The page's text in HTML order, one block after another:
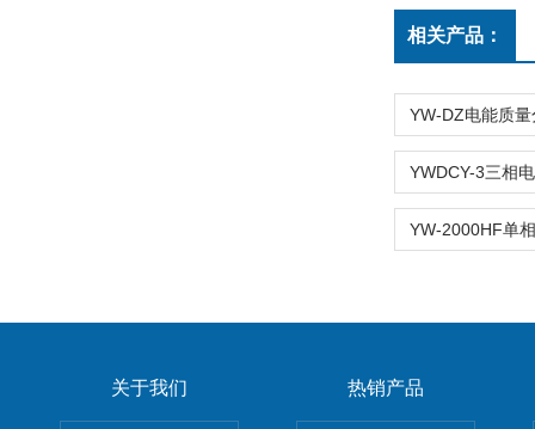
相关产品：
关于我们 热销产品